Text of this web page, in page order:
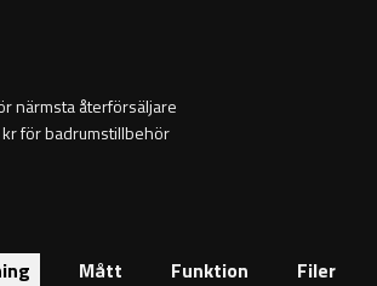
närmsta återförsäljare
för badrumstillbehör
Mått Funktion Filer